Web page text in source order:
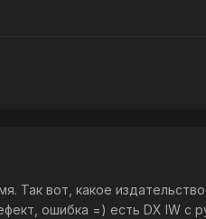
Так вот, какое
ошибка =) есть DX IW с